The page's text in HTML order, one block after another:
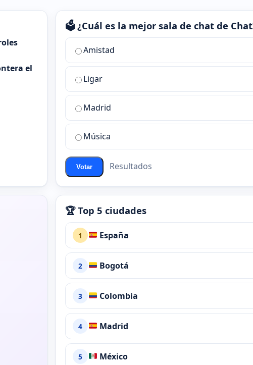
el
🗳️ ¿Cuál es la mejor sala de chat de
¿Cuál
la
mejor
sala
chat
ChatZona?
Amistad
Ligar
Madrid
Música
Votar Resultados
🏆 Top 5 ciudades
1 España
2 Bogotá
3 Colombia
4 Madrid
5 México